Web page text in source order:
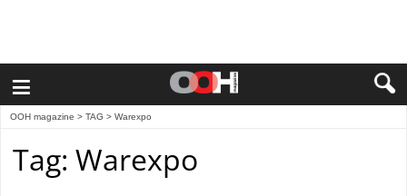
≡
OOH magazine > TAG > Warexpo
Tag: Warexpo